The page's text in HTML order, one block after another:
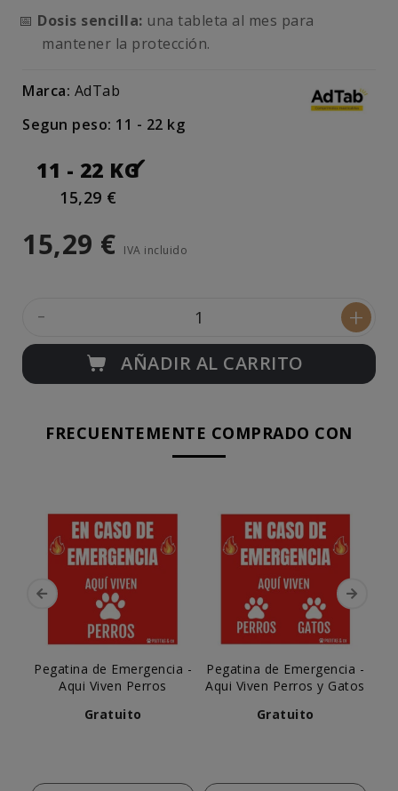
📅 Dosis sencilla: una tableta al mes para
mantener la protección.
Marca: AdTab
Segun peso: 11 - 22 kg
11 - 22 KG
15,29 €
15,29 € IVA incluido
- +
AÑADIR AL CARRITO
FRECUENTEMENTE COMPRADO CON
Pegatina de Emergencia -
Aqui Viven Perros
Gratuito
Pegatina de Emergencia -
Aqui Viven Perros y Gatos
Gratuito